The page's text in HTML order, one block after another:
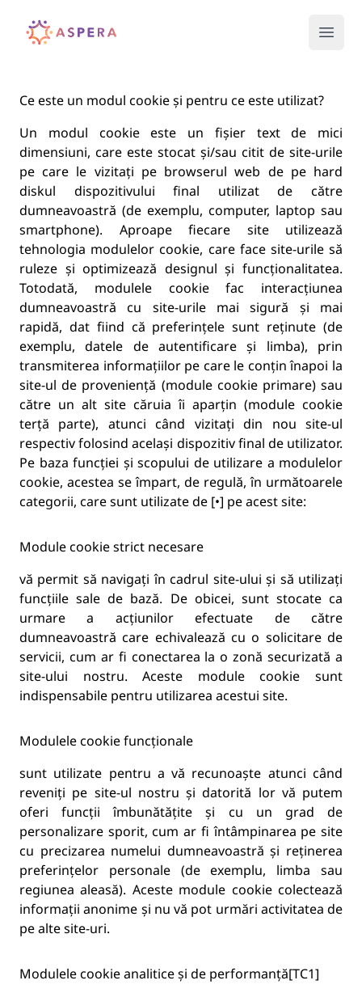
Your Company
Ce este un modul cookie și pentru ce este utilizat?
Un modul cookie este un fișier text de mici
dimensiuni, care este stocat și/sau citit de site-urile
pe care le vizitați pe browserul web de pe hard
diskul dispozitivului final utilizat de către
dumneavoastră (de exemplu, computer, laptop sau
smartphone). Aproape fiecare site utilizează
tehnologia modulelor cookie, care face site-urile să
ruleze și optimizează designul și funcționalitatea.
Totodată, modulele cookie fac interacțiunea
dumneavoastră cu site-urile mai sigură și mai
rapidă, dat fiind că preferințele sunt reținute (de
exemplu, datele de autentificare și limba), prin
transmiterea informațiilor pe care le conțin înapoi la
site-ul de proveniență (module cookie primare) sau
către un alt site căruia îi aparțin (module cookie
terță parte), atunci când vizitați din nou site-ul
respectiv folosind același dispozitiv final de utilizator.
Pe baza funcției și scopului de utilizare a modulelor
cookie, acestea se împart, de regulă, în următoarele
categorii, care sunt utilizate de [•] pe acest site:
Module cookie strict necesare
vă permit să navigați în cadrul site-ului și să utilizați
funcțiile sale de bază. De obicei, sunt stocate ca
urmare a acțiunilor efectuate de către
dumneavoastră care echivalează cu o solicitare de
servicii, cum ar fi conectarea la o zonă securizată a
site-ului nostru. Aceste module cookie sunt
indispensabile pentru utilizarea acestui site.
Modulele cookie funcționale
sunt utilizate pentru a vă recunoaște atunci când
reveniți pe site-ul nostru și datorită lor vă putem
oferi funcții îmbunătățite și cu un grad de
personalizare sporit, cum ar fi întâmpinarea pe site
cu precizarea numelui dumneavoastră și reținerea
preferințelor personale (de exemplu, limba sau
regiunea aleasă). Aceste module cookie colectează
informații anonime și nu vă pot urmări activitatea de
pe alte site-uri.
Modulele cookie analitice și de performanță[TC1]